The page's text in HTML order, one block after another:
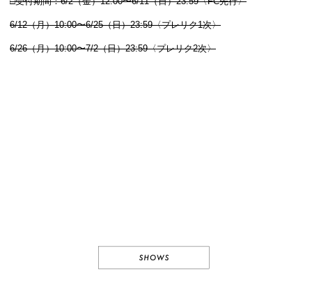
6/12（月）10:00〜6/25（日）23:59〈プレリク1次〉
6/26（月）10:00〜7/2（日）23:59〈プレリク2次〉